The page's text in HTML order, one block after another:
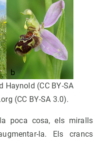
Haynold (CC BY-SA
(CC BY-SA 3.0).
poca cosa, els miralls
la. Els crancs